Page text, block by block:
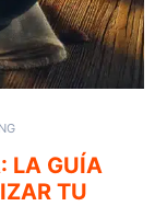
LA GUÍA
TU